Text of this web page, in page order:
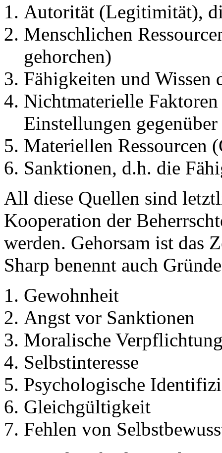
Autorität (Legitimität),
Menschlichen
gehorchen)
Fähigkeiten und Wissen
Nichtmaterielle
Einstellungen
Materiellen Ressourcen
Sanktionen, d.h. die
All diese Quellen sind
Kooperation der
werden. Gehorsam ist das
Sharp benennt auch
Gewohnheit
Angst vor Sanktionen
Moralische
Selbstinteresse
Psychologische
Gleichgültigkeit
Fehlen von